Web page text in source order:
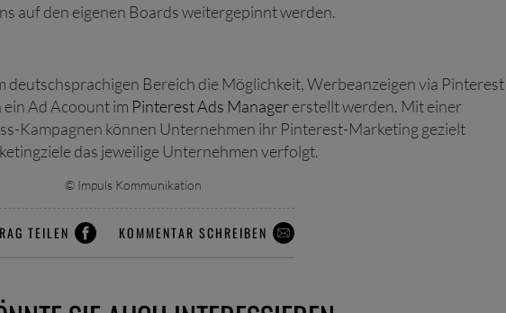
auf den eigenen Boards weitergepinnt werden.
deutschsprachigen Bereich die Möglichkeit, Werbeanzeigen via Pinterest
Ad Acoount im Pinterest Ads Managererstellt werden. Mit einer
Kampagnen können Unternehmen ihr Pinterest-Marketing gezielt
das jeweilige Unternehmen verfolgt.
© Impuls Kommunikation
TEILEN KOMMENTAR SCHREIBEN